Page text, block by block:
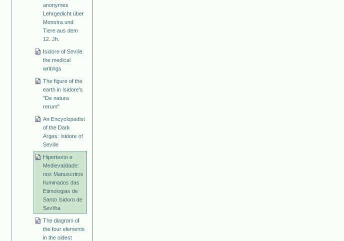
anonymes
Lehrgedicht über
Monstra und
Tiere aus dem
12. Jh.
Isidore of Seville:
the medical
writings
The figure of the
earth in Isidore's
"De natura
rerum"
An Encyclopedist
of the Dark
Arges: Isidore of
Seville
Hipertexto e
Medievalidade:
nos Manuscritos
Iluminados das
Etimologias de
Santo Isidoro de
Sevilha
The diagram of
the four elements
in the oldest